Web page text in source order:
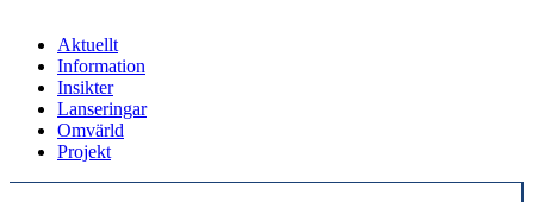
Aktuellt
Information
Insikter
Lanseringar
Omvärld
Projekt